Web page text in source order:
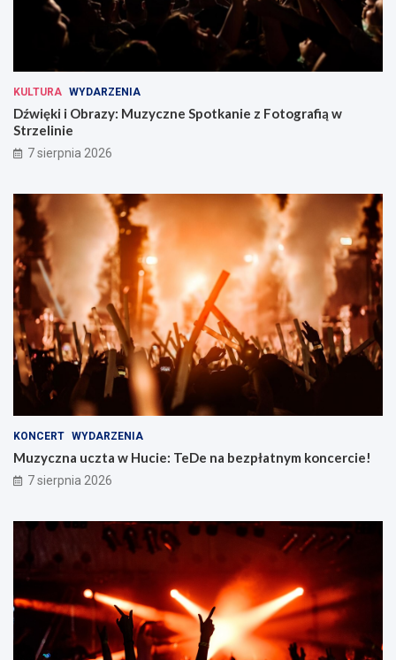
KULTURA WYDARZENIA
Dźwięki i Obrazy: Muzyczne Spotkanie z Fotografią w
Strzelinie
7 sierpnia 2026
KONCERT WYDARZENIA
Muzyczna uczta w Hucie: TeDe na bezpłatnym koncercie!
7 sierpnia 2026